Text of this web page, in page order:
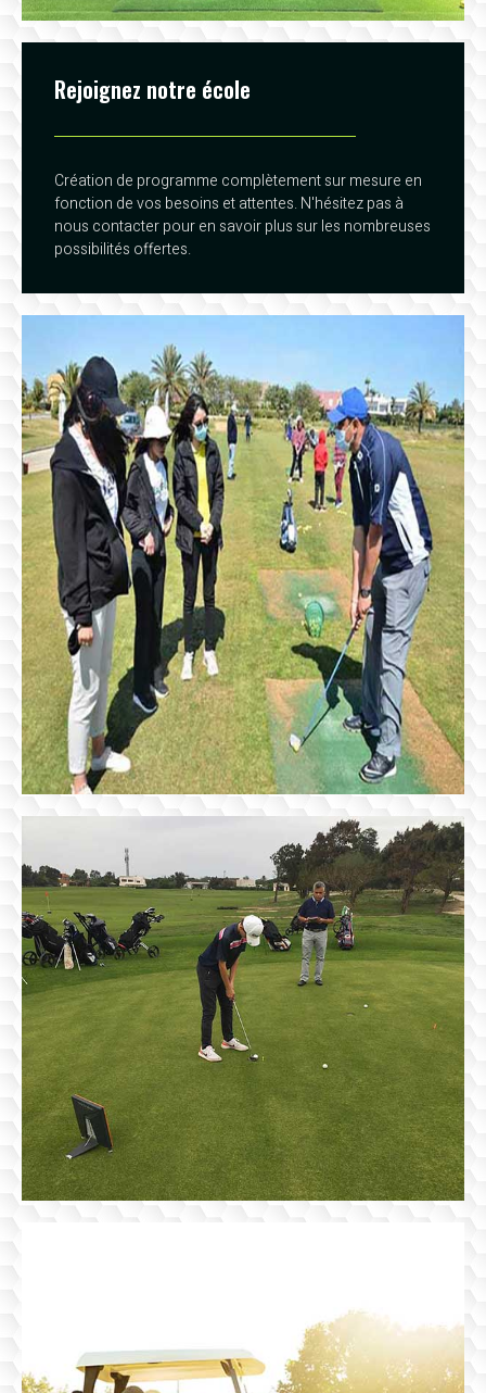
Rejoignez notre école
Création de programme complètement sur mesure en
fonction de vos besoins et attentes. N'hésitez pas à
nous contacter pour en savoir plus sur les nombreuses
possibilités offertes.